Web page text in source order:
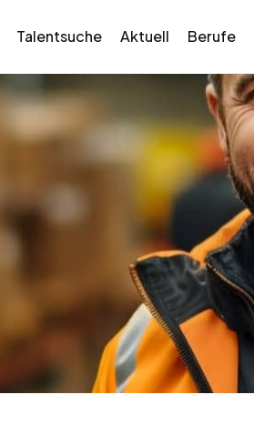
Talentsuche Aktuell Berufe